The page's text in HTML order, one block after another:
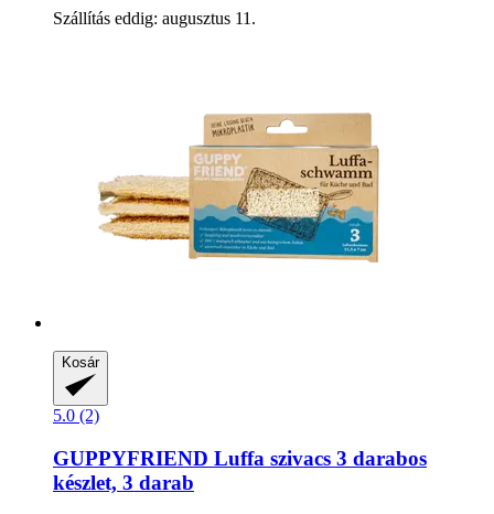
Szállítás eddig: augusztus 11.
Kosár
5.0 (2)
GUPPYFRIEND Luffa szivacs 3 darabos
készlet, 3 darab